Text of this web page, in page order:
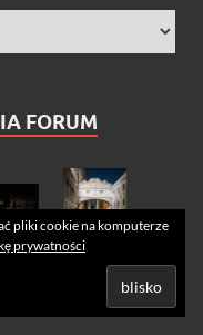
FORUM
pliki cookie na komputerze
prywatności